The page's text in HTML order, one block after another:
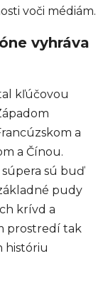
voči médiám.
vyhráva
kľúčovou
a
a Čínou.
súpera sú buď
pudy
krívd a
prostredí tak
históriu